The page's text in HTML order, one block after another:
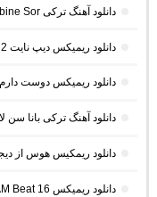
دانلود آهنگ ترکی Kalbine Sor از Bahadır Macit و Tunahan Sakar
دانلود ریمیکس دیپ نایت 2 از احسان رمزی (ریمیکس طولانی غمگین)
دانلود ریمیکس دوست
دانلود آهنگ ترکی بانا
دانلود ریمکیس هوس از
دانلود ریمیکس AM Beat 16 از دیجی AMB (پادکست طولانی شنیدنی)